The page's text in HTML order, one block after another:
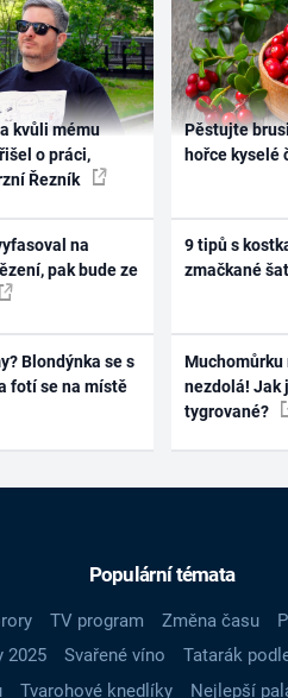
kvůli mému
o práci,
Řezník
na
pak bude ze
Blondýnka se s
fotí se na místě
Pěstujte
hořce kyselé
9 tipů s
zmačkané
Muchomůrku
nezdolá! Jak
tygrované?
Populární témata
TV program Změna času
2025 Svařené víno Tatarák
Tvarohové knedlíky Nejlepší